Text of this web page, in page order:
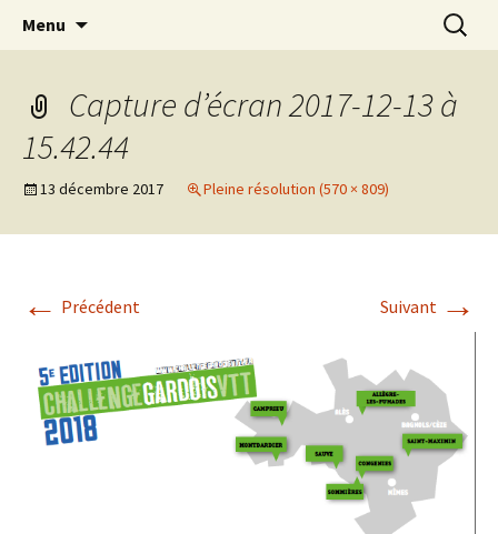
Challenge Gardois VTT
Le site pour tout savoir sur le Challenge VTT
du Gard
Menu
Capture d’écran 2017-12-13 à
15.42.44
13 décembre 2017 Pleine résolution (570 × 809)
← Précédent Suivant →